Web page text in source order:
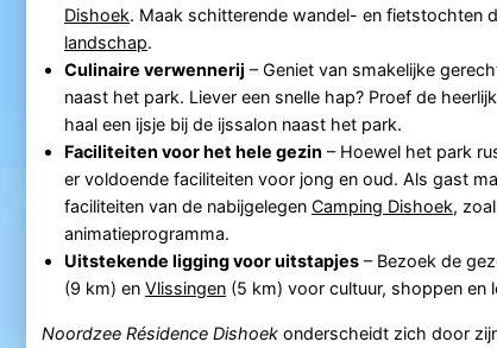
Dishoek. Maak schitterende wandel- en fietstochten
landschap.
Culinaire verwennerij – Geniet van smakelijke
naast het park. Liever een snelle hap? Proef de
haal een ijsje bij de ijssalon naast het park.
Faciliteiten voor het hele gezin – Hoewel het park
er voldoende faciliteiten voor jong en oud. Als gast
faciliteiten van de nabijgelegen Camping Dishoek,
animatieprogramma.
Uitstekende ligging voor uitstapjes– Bezoek de
(9 km) en Vlissingen(5 km) voor cultuur, shoppen en
Noordzee Résidence Dishoekonderscheidt zich door